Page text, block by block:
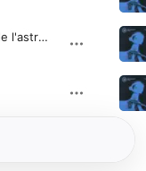
Chanson d'amour sur le thème de l'astronomie